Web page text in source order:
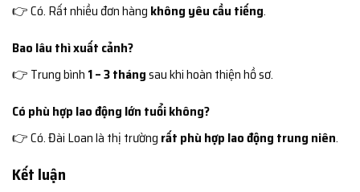
👉 Có. Rất nhiều đơn hàng không yêu cầu tiếng.
Bao lâu thì xuất cảnh?
👉 Trung bình 1 – 3 thángsau khi hoàn thiện hồ sơ.
Có phù hợp lao động lớn tuổi không?
👉 Có. Đài Loan là thị trường rất phù hợp lao động trung niên.
Kết luận